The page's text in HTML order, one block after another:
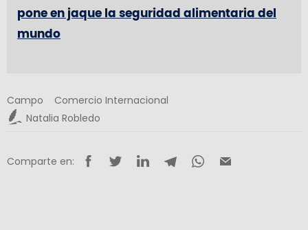
pone en jaque la seguridad alimentaria del
mundo
Campo
Comercio Internacional
Natalia Robledo
Comparte en: